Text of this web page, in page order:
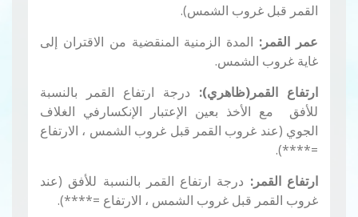
القمر قبل غروب الشمس).
عمر القمر: المدة الزمنية المنقضية من الاقتران إلى
غاية غروب الشمس.
ارتفاع القمر(ظاهري): درجة ارتفاع القمر بالنسبة
للأفق مع الأخذ بعين الإعتبار الإنكسارفي الغلاف
الجوي (عند غروب القمر قبل غروب الشمس ، الارتفاع
=****).
ارتفاع القمر: درجة ارتفاع القمر بالنسبة للأفق (عند
غروب القمر قبل غروب الشمس ، الارتفاع =****).